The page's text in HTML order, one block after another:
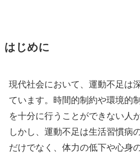
はじめに
現代社会において、運動不足は
ています。時間的制約や環境的
を十分に行うことができない人
しかし、運動不足は生活習慣病
だけでなく、体力の低下や心身